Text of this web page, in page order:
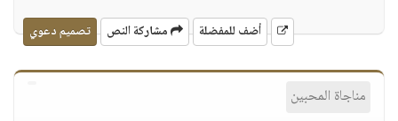
أضف للمفضلة مشاركة النص تصميم دعوي
مناجاة المحبين